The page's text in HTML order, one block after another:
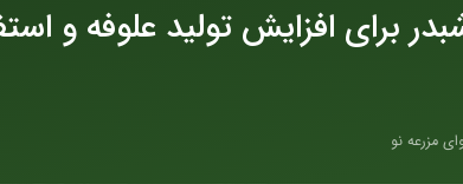
برای افزایش تولید علوفه و
مزرعه نو